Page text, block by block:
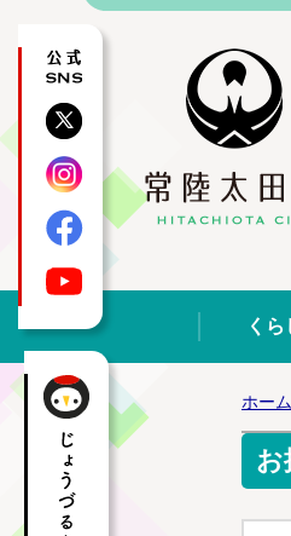
公式SNS
X
Instagram
Facebook
YouTube くら
ホーム
お